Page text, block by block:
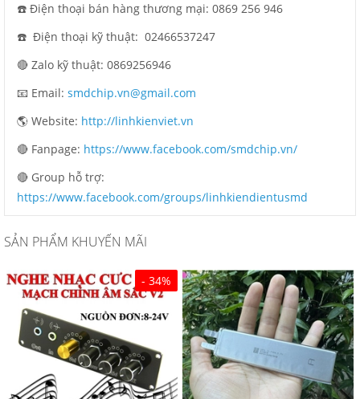
☎️ Điện thoại bán hàng thương mại: 0869 256 946
☎️ Điện thoại kỹ thuật: 02466537247
🔴 Zalo kỹ thuật: 0869256946
📧 Email: smdchip.vn@gmail.com
🌎 Website: http://linhkienviet.vn
🔴 Fanpage: https://www.facebook.com/smdchip.vn/
🔴 Group hỗ trợ:
https://www.facebook.com/groups/linhkiendientusmd
SẢN PHẨM KHUYẾN MÃI
- 34%